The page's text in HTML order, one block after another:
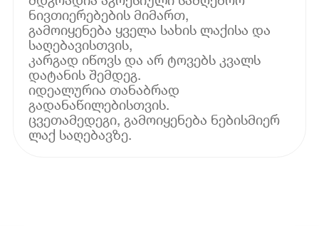
ნივთიერებების მიმართ,
გამოიყენება ყველა სახის ლაქისა და
საღებავისთვის,
კარგად იწოვს და არ ტოვებს კვალს
დატანის შემდეგ.
იდეალურია თანაბრად
გადანაწილებისთვის.
ცვეთამედეგი, გამოიყენება ნებისმიერ
ლაქ საღებავზე.